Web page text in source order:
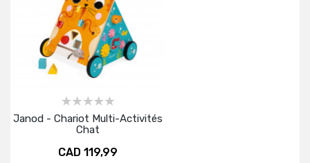
Janod - Chariot Multi-Activités
Chat
CAD 119,99